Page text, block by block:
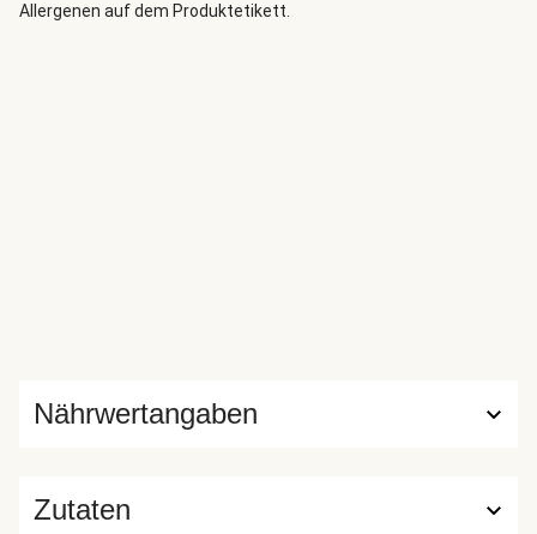
Allergenen auf dem Produktetikett.
Zutaten
Nährwertangaben